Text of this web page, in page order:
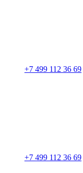
+7 499 112 36 69
+7 499 112 36 69